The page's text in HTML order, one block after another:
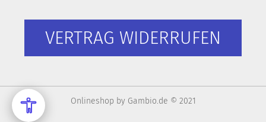
VERTRAG WIDERRUFEN
Onlineshop by Gambio.de © 2021